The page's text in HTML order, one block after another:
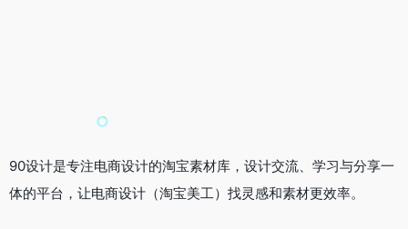
90设计是专注电商设计的淘宝素材库，设计交流、学习与分享一
体的平台，让电商设计（淘宝美工）找灵感和素材更效率。